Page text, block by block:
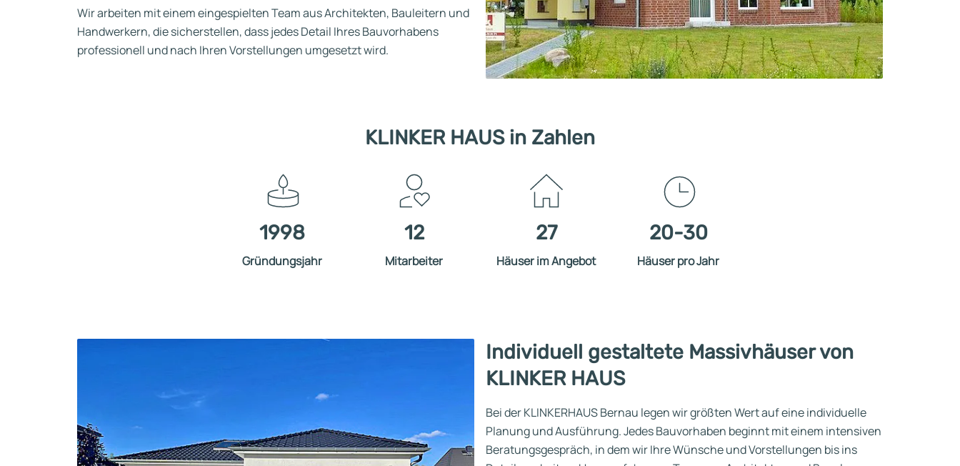
Wir arbeiten mit einem eingespielten Team aus Architekten, Bauleitern und
Handwerkern, die sicherstellen, dass jedes Detail Ihres Bauvorhabens
professionell und nach Ihren Vorstellungen umgesetzt wird.
KLINKER HAUS in Zahlen
1998
Gründungsjahr
12
Mitarbeiter
27
Häuser im Angebot
20-30
Häuser pro Jahr
Individuell gestaltete Massivhäuser von
KLINKER HAUS
Bei der KLINKERHAUS Bernau legen wir größten Wert auf eine individuelle
Planung und Ausführung. Jedes Bauvorhaben beginnt mit einem intensiven
Beratungsgespräch, in dem wir Ihre Wünsche und Vorstellungen bis ins